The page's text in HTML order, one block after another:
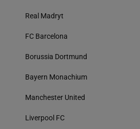
Real Madryt
FC Barcelona
Borussia Dortmund
Bayern Monachium
Manchester United
Liverpool FC